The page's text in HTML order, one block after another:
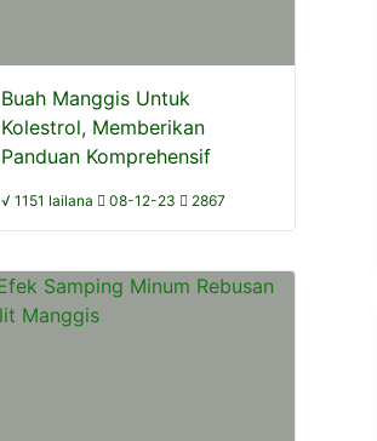
Buah Manggis Untuk
Kolestrol, Memberikan
Panduan Komprehensif
√ 1151 lailana 08-12-23 2867